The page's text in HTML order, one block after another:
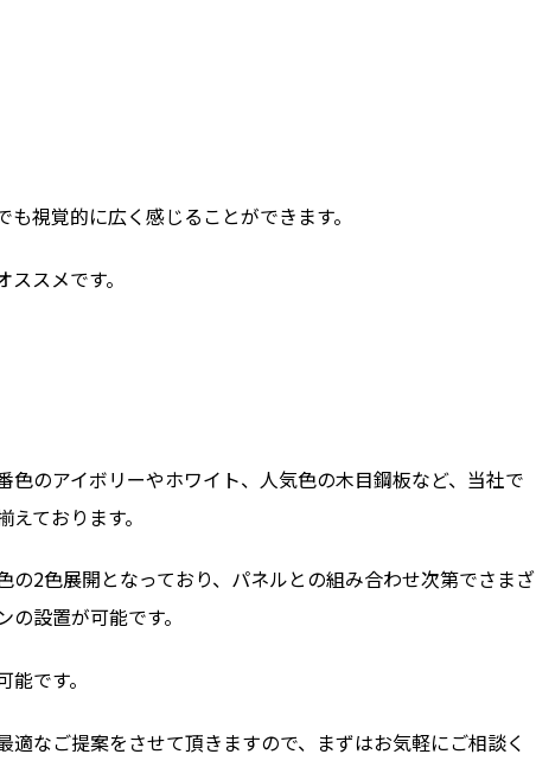
視覚的に広く感じることができます。
スメです。
のアイボリーやホワイト、人気色の木目鋼板など、当社で
ております。
の2色展開となっており、パネルとの組み合わせ次第でさまざ
設置が可能です。
です。
なご提案をさせて頂きますので、まずはお気軽にご相談く